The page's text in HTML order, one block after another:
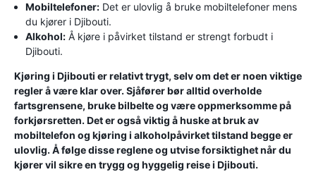
Mobiltelefoner: Det er ulovlig å bruke mobiltelefoner mens
du kjører i Djibouti.
Alkohol: Å kjøre i påvirket tilstand er strengt forbudt i
Djibouti.
Kjøring i Djibouti er relativt trygt, selv om det er noen viktige
regler å være klar over. Sjåfører bør alltid overholde
fartsgrensene, bruke bilbelte og være oppmerksomme på
forkjørsretten. Det er også viktig å huske at bruk av
mobiltelefon og kjøring i alkoholpåvirket tilstand begge er
ulovlig. Å følge disse reglene og utvise forsiktighet når du
kjører vil sikre en trygg og hyggelig reise i Djibouti.